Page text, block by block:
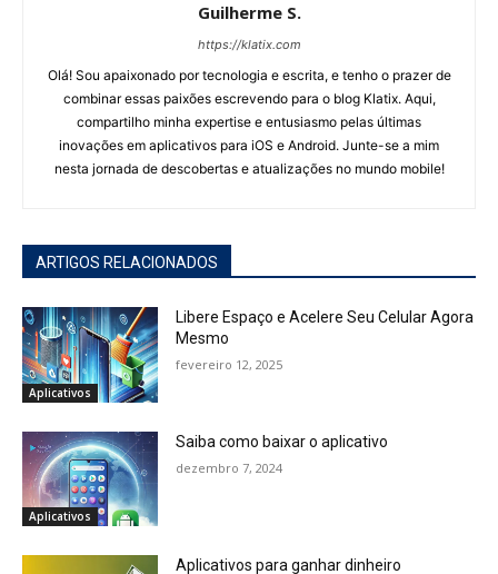
Guilherme S.
https://klatix.com
Olá! Sou apaixonado por tecnologia e escrita, e tenho o prazer de
combinar essas paixões escrevendo para o blog Klatix. Aqui,
compartilho minha expertise e entusiasmo pelas últimas
inovações em aplicativos para iOS e Android. Junte-se a mim
nesta jornada de descobertas e atualizações no mundo mobile!
ARTIGOS RELACIONADOS
Aplicativos
Libere Espaço e Acelere Seu Celular Agora
Mesmo
fevereiro 12, 2025
Aplicativos
Saiba como baixar o aplicativo
dezembro 7, 2024
Aplicativos para ganhar dinheiro